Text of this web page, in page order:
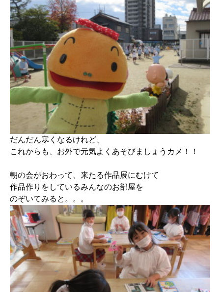
だんだん寒くなるけれど、
これからも、お外で元気よくあそびましょうカメ！！
朝の会がおわって、来たる作品展にむけて
作品作りをしているみんなのお部屋を
のぞいてみると。。。